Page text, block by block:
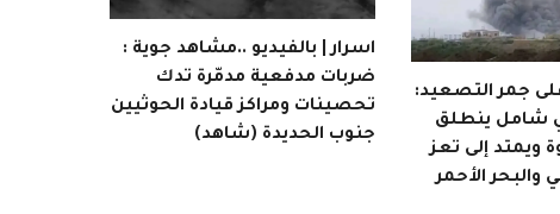
جمر التصعيد:
شامل ينطلق
ويمتد إلى تعز
والبحر الأحمر
اسرار | بالفيديو ..مشاهد جوية :
ضربات مدفعية مدمّرة تدك
تحصينات ومراكز قيادة الحوثيين
جنوب الحديدة (شاهد)